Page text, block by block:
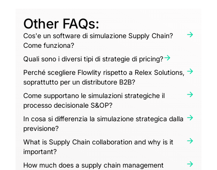
Other FAQs:
Cos'e un software di simulazione Supply Chain?
Come funziona?
Quali sono i diversi tipi di strategie di pricing?
Perché scegliere Flowlity rispetto a Relex Solutions,
soprattutto per un distributore B2B?
Come supportano le simulazioni strategiche il
processo decisionale S&OP?
In cosa si differenzia la simulazione strategica dalla
previsione?
What is Supply Chain collaboration and why is it
important?
How much does a supply chain management